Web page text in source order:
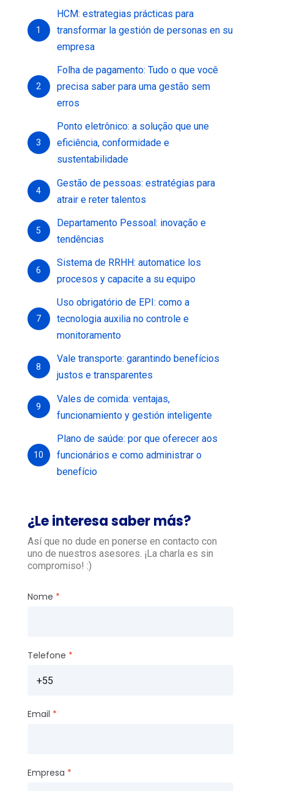
1
HCM: estrategias prácticas para
transformar la gestión de personas en su
empresa
2
Folha de pagamento: Tudo o que você
precisa saber para uma gestão sem
erros
3
Ponto eletrônico: a solução que une
eficiência, conformidade e
sustentabilidade
4
Gestão de pessoas: estratégias para
atrair e reter talentos
5
Departamento Pessoal: inovação e
tendências
6
Sistema de RRHH: automatice los
procesos y capacite a su equipo
7
Uso obrigatório de EPI: como a
tecnologia auxilia no controle e
monitoramento
8
Vale transporte: garantindo benefícios
justos e transparentes
9
Vales de comida: ventajas,
funcionamiento y gestión inteligente
10
Plano de saúde: por que oferecer aos
funcionários e como administrar o
benefício
¿Le interesa saber más?
Así que no dude en ponerse en contacto con
uno de nuestros asesores. ¡La charla es sin
compromiso! :)
Nome
Telefone
Email
Empresa